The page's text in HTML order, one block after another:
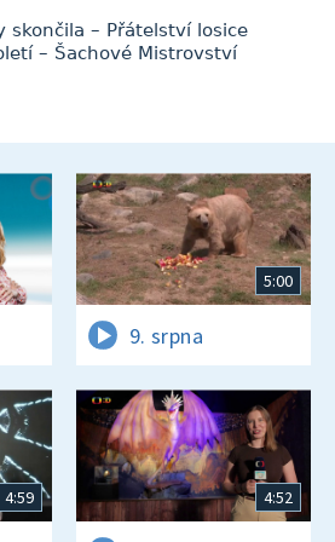
skončila – Přátelství losice
– Šachové Mistrovství
5:00
9. srpna
4:59 4:52